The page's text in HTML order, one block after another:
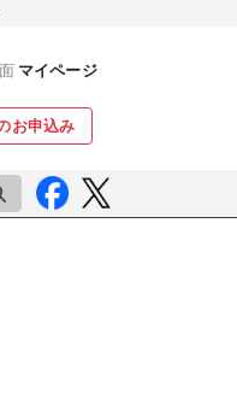
マイページ
お申込み
索